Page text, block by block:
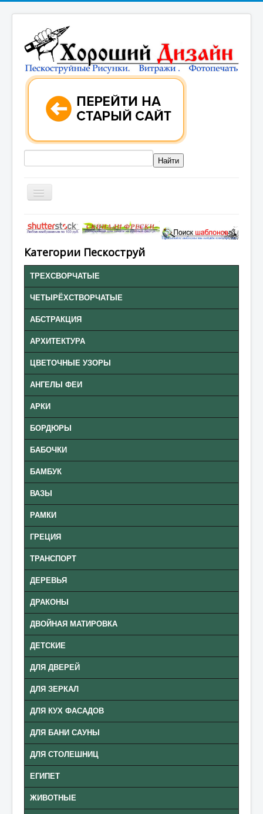
ГЛАВНАЯ
СТАТЬИ
УСЛУГИ И ЦЕНЫ
ШКАФ КУПЕ ФОТО
ПРОДУКЦИЯ
КОНТАКТЫ
Категории Пескоструй
ТРЕХСВОРЧАТЫЕ
ЧЕТЫРЁХСТВОРЧАТЫЕ
АБСТРАКЦИЯ
АРХИТЕКТУРА
ЦВЕТОЧНЫЕ УЗОРЫ
АНГЕЛЫ ФЕИ
АРКИ
БОРДЮРЫ
БАБОЧКИ
БАМБУК
ВАЗЫ
РАМКИ
ГРЕЦИЯ
ТРАНСПОРТ
ДЕРЕВЬЯ
ДРАКОНЫ
ДВОЙНАЯ МАТИРОВКА
ДЕТСКИЕ
ДЛЯ ДВЕРЕЙ
ДЛЯ ЗЕРКАЛ
ДЛЯ КУХ ФАСАДОВ
ДЛЯ БАНИ САУНЫ
ДЛЯ СТОЛЕШНИЦ
ЕГИПЕТ
ЖИВОТНЫЕ